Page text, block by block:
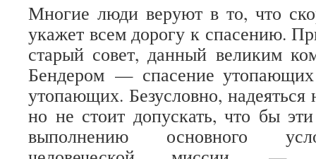
Многие люди веруют в то, что
укажет всем дорогу к спасению.
старый совет, данный великим
Бендером — спасение
утопающих. Безусловно, надеяться
но не стоит допускать, что бы
выполнению основного